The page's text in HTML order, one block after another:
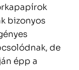
bizonyos
de
épp a